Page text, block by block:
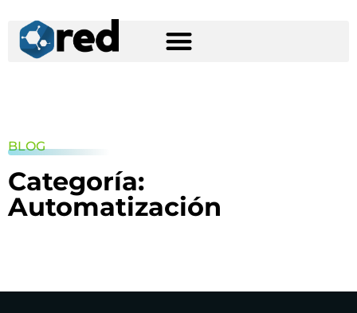
BLOG
Categoría:
Automatización